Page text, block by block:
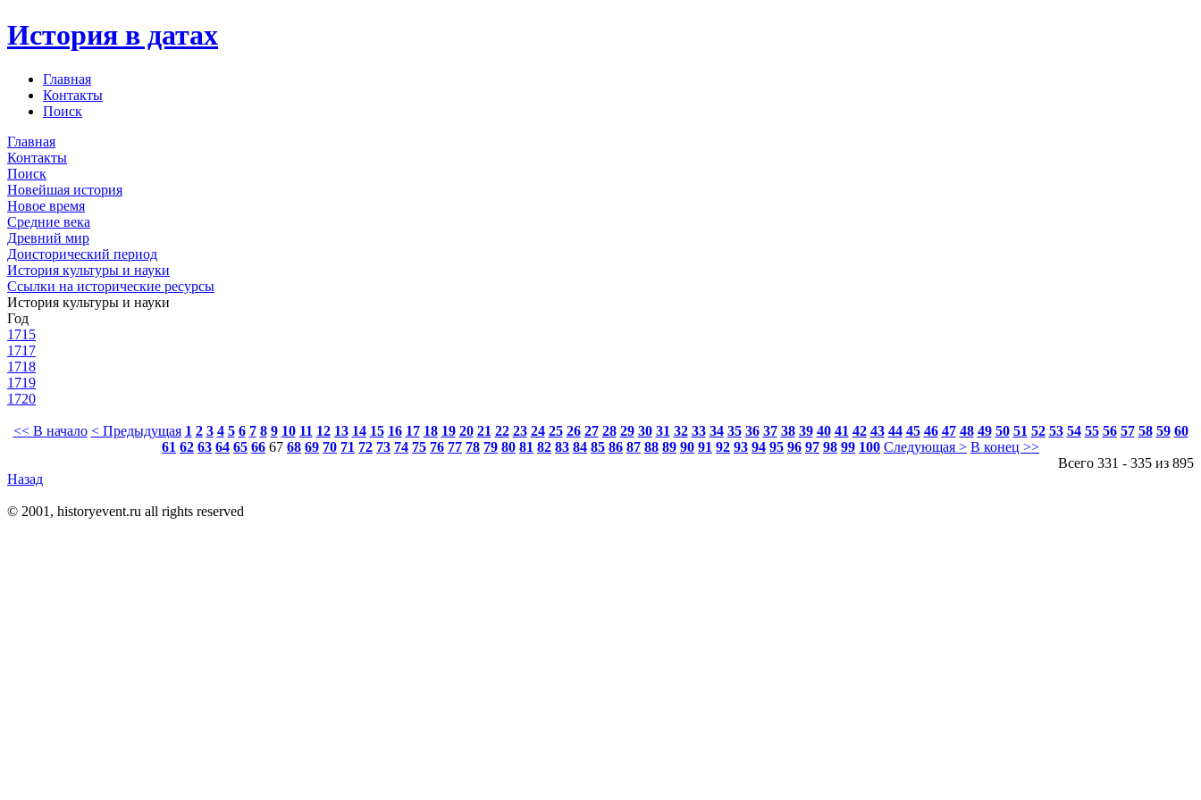
История в датах
Главная
Контакты
Поиск
Главная
Контакты
Поиск
Новейшая история
Новое время
Средние века
Древний мир
Доисторический период
История культуры и науки
Ссылки на исторические ресурсы
История культуры и науки
Год
1715
1717
1718
1719
1720
<< В начало < Предыдущая 1 2 3 4 5 6 7 8 9 10 11 12 13 14 15 16 17 18 19 20 21 22 23 24 25 26 27 28 29 30 31 32 33 34 35 36 37 38 39 40 41 42 43 44 45 46 47 48 49 50 51 52 53 54 55 56 57 58 59 60
61 62 63 64 65 66 67 68 69 70 71 72 73 74 75 76 77 78 79 80 81 82 83 84 85 86 87 88 89 90 91 92 93 94 95 96 97 98 99 100 Следующая > В конец >>
Всего 331 - 335 из 895
Назад
© 2001, historyevent.ru all rights reserved